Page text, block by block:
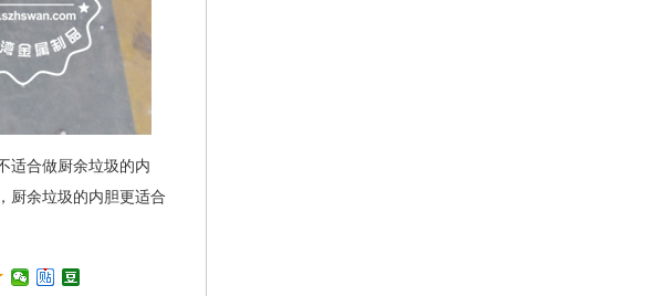
适合做厨余垃圾的内
厨余垃圾的内胆更适合